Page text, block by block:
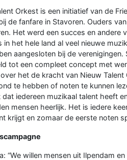
Orkest is een initiatief van de
de fanfare in Stavoren. Ouders
Het werd een succes en andere
in het hele land al veel nieuwe
aangesloten bij de
tot een compleet concept met
het de kracht van Nieuw
te hebben of noten te kunnen
dat iedereen muzikaal talent heeft
mensen heerlijk. Het is iedere
krijgt en zomaar de eerste noten
“We willen mensen uit Ilpendam